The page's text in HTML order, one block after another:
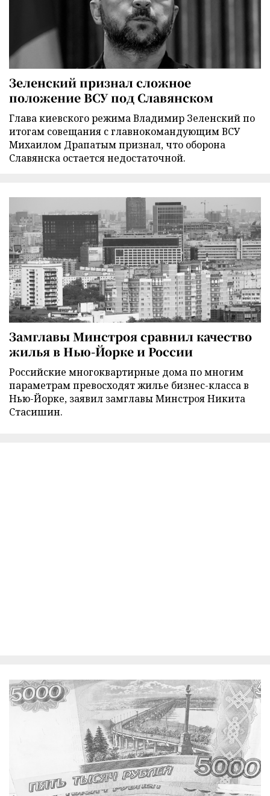
Зеленский признал сложное
положение ВСУ под Славянском
Глава киевского режима Владимир Зеленский по
итогам совещания с главнокомандующим ВСУ
Михаилом Драпатым признал, что оборона
Славянска остается недостаточной.
Замглавы Минстроя сравнил качество
жилья в Нью-Йорке и России
Российские многоквартирные дома по многим
параметрам превосходят жилье бизнес-класса в
Нью-Йорке, заявил замглавы Минстроя Никита
Стасишин.